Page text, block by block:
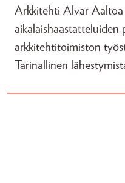
Arkkitehti Alvar Aaltoa
arkkitehtitoimiston
Tarinallinen